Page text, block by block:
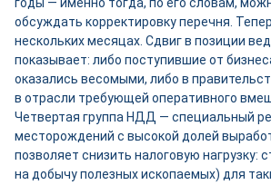
обсуждать корректировку перечня.
нескольких месяцах. Сдвиг в позиции
показывает: либо поступившие от
оказались весомыми, либо в
в отрасли требующей оперативного
Четвертая группа НДД — специальный
месторождений с высокой долей
позволяет снизить налоговую нагрузку:
на добычу полезных ископаемых) для